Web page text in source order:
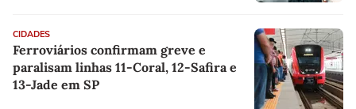
CIDADES
Ferroviários confirmam greve e
paralisam linhas 11-Coral, 12-Safira e
13-Jade em SP